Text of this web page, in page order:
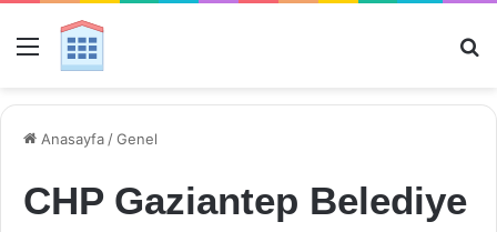
Menü
Anasayfa /Genel
CHP Gaziantep Belediye